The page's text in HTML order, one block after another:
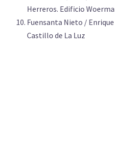
Herreros. Edificio
Fuensanta Nieto /
Castillo de La Luz